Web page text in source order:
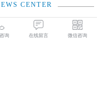
EWS CENTER
询 在线留言 微信咨询